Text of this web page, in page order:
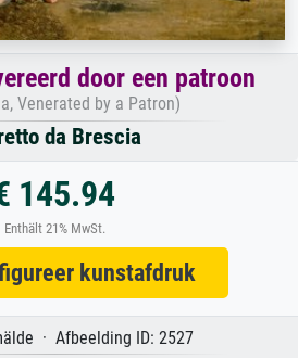
door een patroon
Venerated by a Patron)
da Brescia
145.94
Enthält 21% MwSt.
kunstafdruk
· Afbeelding ID: 2527